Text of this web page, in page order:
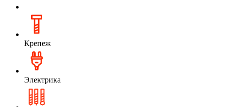
Крепеж
Электрика